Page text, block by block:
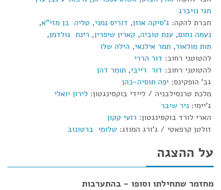
חגי נויברג
חברת להקה: ג'סיקה אוזן, דוריס נמני, טליה בן מזי"א,
נעמה נחום, ענת טוביה, קארין שיפרין, רינת גולדמן,
תות מולאור, תמר אילנאי, הילה שלו
להטוטני רחוב: דור הררי
להטוטני רחוב: דור רייבי, תומר דהן
גב' הופקינס: יפה תוסיה-כהן
מלכת טרנסילבניה / ליידי בוקסינגטון: לירון יואלי
ג'יימי: ניר שיבר
הארי לורד בוקסינגטון: רועי קקון
זולטן קרפאטי / ג'ורג המוזג: שלומי ברטונוב
על ההצגה
מחזמר שתחילתו וסופו - בהתערבות